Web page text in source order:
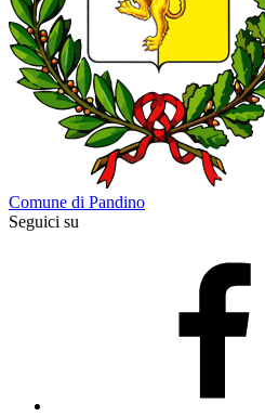
Comune di Pandino
Seguici su